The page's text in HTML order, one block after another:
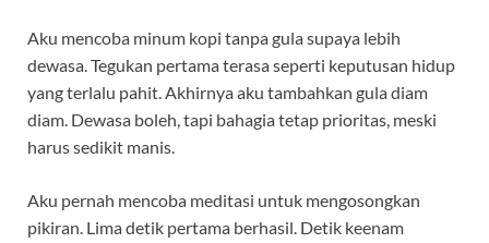
Aku mencoba minum kopi tanpa gula supaya lebih
dewasa. Tegukan pertama terasa seperti keputusan hidup
yang terlalu pahit. Akhirnya aku tambahkan gula diam
diam. Dewasa boleh, tapi bahagia tetap prioritas, meski
harus sedikit manis.
Aku pernah mencoba meditasi untuk mengosongkan
pikiran. Lima detik pertama berhasil. Detik keenam